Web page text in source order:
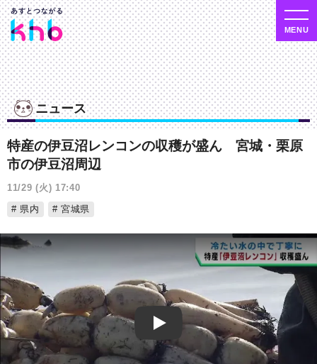
ニュース
特産の伊豆沼レンコンの収穫が盛ん 宮城・栗原
市の伊豆沼周辺
11/29 (火) 17:40
県内
宮城県
Play